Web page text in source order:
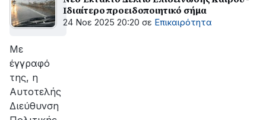
Ιδιαίτερο προειδοποιητικό σήμα
24 Νοε 2025 20:20 σε Επικαιρότητα
Με
έγγραφό
της, η
Αυτοτελής
Διεύθυνση